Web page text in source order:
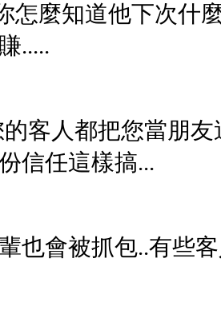
怎麼知道他下次什
.....
客人都把您當朋友
信任這樣搞...
也會被抓包..有些